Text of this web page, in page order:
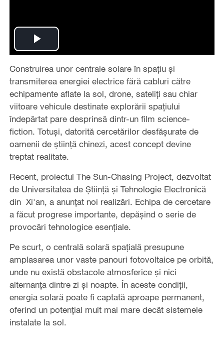
Play
Video
Construirea unor centrale solare în spațiu și
transmiterea energiei electrice fără cabluri către
echipamente aflate la sol, drone, sateliți sau chiar
viitoare vehicule destinate explorării spațiului
îndepărtat pare desprinsă dintr-un film science-
fiction. Totuși, datorită cercetărilor desfășurate de
oamenii de știință chinezi, acest concept devine
treptat realitate.
Recent, proiectul The Sun-Chasing Project, dezvoltat
de Universitatea de Știință și Tehnologie Electronică
din Xi'an, a anunțat noi realizări. Echipa de cercetare
a făcut progrese importante, depășind o serie de
provocări tehnologice esențiale.
Pe scurt, o centrală solară spațială presupune
amplasarea unor vaste panouri fotovoltaice pe orbită,
unde nu există obstacole atmosferice și nici
alternanța dintre zi și noapte. În aceste condiții,
energia solară poate fi captată aproape permanent,
oferind un potențial mult mai mare decât sistemele
instalate la sol.